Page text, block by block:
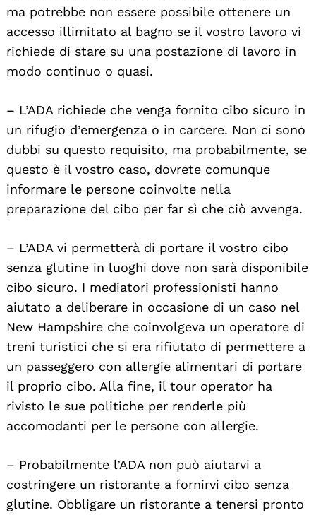
ma potrebbe non essere possibile ottenere un
accesso illimitato al bagno se il vostro lavoro vi
richiede di stare su una postazione di lavoro in
modo continuo o quasi.
– L’ADA richiede che venga fornito cibo sicuro in
un rifugio d’emergenza o in carcere. Non ci sono
dubbi su questo requisito, ma probabilmente, se
questo è il vostro caso, dovrete comunque
informare le persone coinvolte nella
preparazione del cibo per far sì che ciò avvenga.
– L’ADA vi permetterà di portare il vostro cibo
senza glutine in luoghi dove non sarà disponibile
cibo sicuro. I mediatori professionisti hanno
aiutato a deliberare in occasione di un caso nel
New Hampshire che coinvolgeva un operatore di
treni turistici che si era rifiutato di permettere a
un passeggero con allergie alimentari di portare
il proprio cibo. Alla fine, il tour operator ha
rivisto le sue politiche per renderle più
accomodanti per le persone con allergie.
– Probabilmente l’ADA non può aiutarvi a
costringere un ristorante a fornirvi cibo senza
glutine. Obbligare un ristorante a tenersi pronto